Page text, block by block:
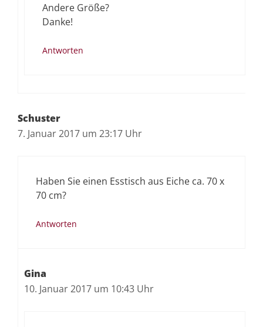
Andere Größe?
Danke!
Antworten
Schuster
7. Januar 2017 um 23:17 Uhr
Haben Sie einen Esstisch aus Eiche ca. 70 x
70 cm?
Antworten
Gina
10. Januar 2017 um 10:43 Uhr